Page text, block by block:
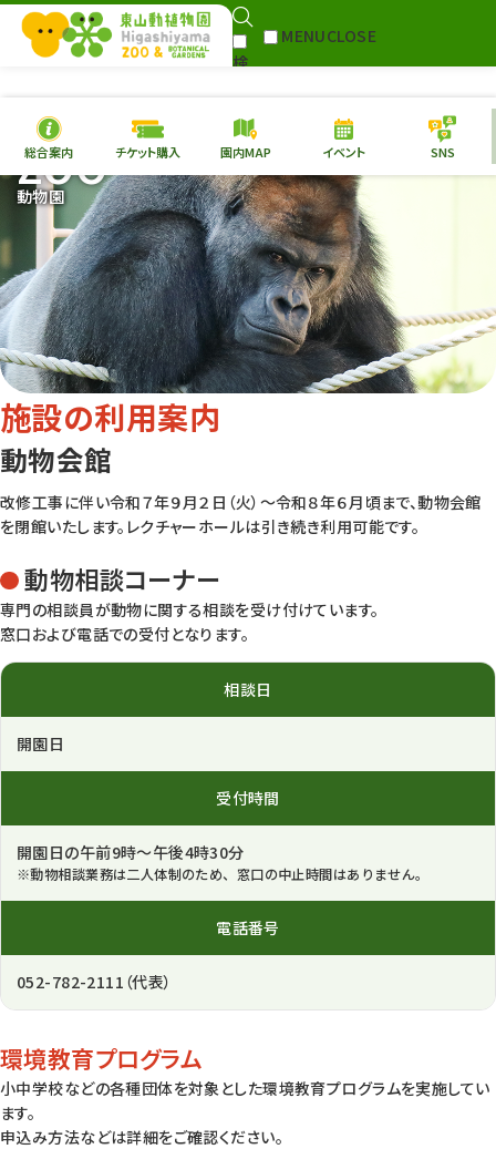
検
MENUCLOSE
本日の開園情報 チケ
園内MAP
総合案内
動物園 植物園
再生プラン
東山動植物園
への支援
Follow
総合案内 チケット購入 園内MAP イベント SNS
ZOO
動物園
施設の利用案内
動物会館
改修工事に伴い令和７年９月２日（火）～令和８年６月頃まで、動物会館
を閉館いたします。レクチャーホールは引き続き利用可能です。
動物相談コーナー
専門の相談員が動物に関する相談を受け付けています。
窓口および電話での受付となります。
相談日
開園日
受付時間
開園日の午前9時～午後4時30分
※動物相談業務は二人体制のため、窓口の中止時間はありません。
電話番号
052-782-2111（代表）
環境教育プログラム
小中学校などの各種団体を対象とした環境教育プログラムを実施してい
ます。
申込み方法などは詳細をご確認ください。